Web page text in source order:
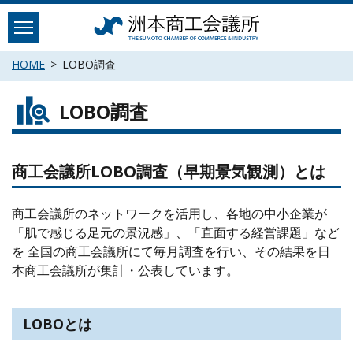
Skip
content
HOME LOBO調査
LOBO調査
商工会議所LOBO調査（早期景気観測）とは
商工会議所のネットワークを活用し、各地の中小企業が
「肌で感じる足元の景況感」、「直面する経営課題」など
を 全国の商工会議所にて毎月調査を行い、その結果を日
本商工会議所が集計・公表しています。
LOBOとは